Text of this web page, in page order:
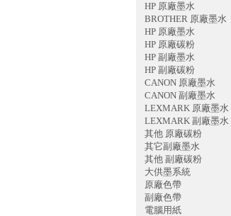
HP 原廠墨水
BROTHER 原廠墨水
HP 原廠墨水
HP 原廠碳粉
HP 副廠墨水
HP 副廠碳粉
CANON 原廠墨水
CANON 副廠墨水
LEXMARK 原廠墨水
LEXMARK 副廠墨水
其他 原廠碳粉
其它副廠墨水
其他 副廠碳粉
大供墨系統
原廠色帶
副廠色帶
電腦用紙